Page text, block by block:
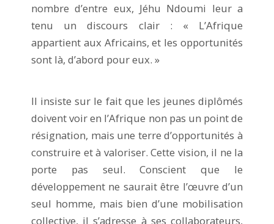
nombre d’entre eux, Jéhu Ndoumi leur a
tenu un discours clair : « L’Afrique
appartient aux Africains, et les opportunités
sont là, d’abord pour eux. »
Il insiste sur le fait que les jeunes diplômés
doivent voir en l’Afrique non pas un point de
résignation, mais une terre d’opportunités à
construire et à valoriser. Cette vision, il ne la
porte pas seul. Conscient que le
développement ne saurait être l’œuvre d’un
seul homme, mais bien d’une mobilisation
collective, il s’adresse à ses collaborateurs,